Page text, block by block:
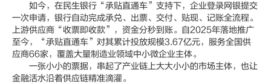
如今，在民生银行“承贴直通车”支持下，企业登录网银提交
一次申请，银行自动完成承兑、出票、交付、贴现、记账全流程。
上游供应商“收票即收款”，资金分秒到账。自2025年落地推广
至今，“承贴直通车”对其累计投放规模3.67亿元，服务全国供
应商66家，覆盖大量制造业领域中小微企业主体。
一张小小的票据，串起了产业链上大大小小的市场主体，也让
金融活水沿着供应链精准滴灌。